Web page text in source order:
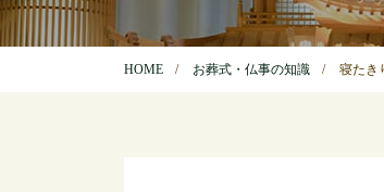
HOME お葬式・仏事の知識 寝たき